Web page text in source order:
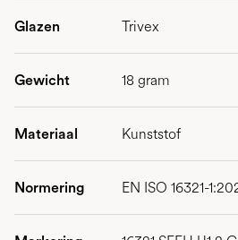
Glazen Trivex
Gewicht 18 gram
Materiaal Kunststof
Normering EN ISO 16321-